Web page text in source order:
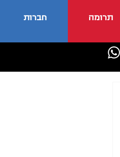
חברות תרומה